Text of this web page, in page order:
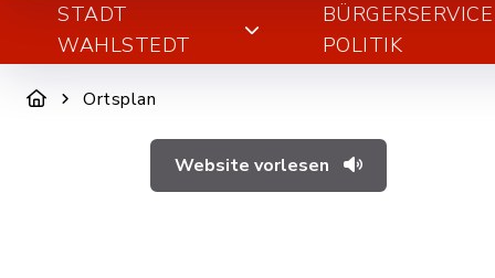
STADT
WAHLSTEDT
POLITIK
Ortsplan
Website vorlesen